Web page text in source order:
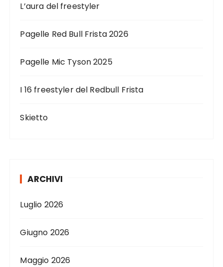
L’aura del freestyler
Pagelle Red Bull Frista 2026
Pagelle Mic Tyson 2025
I 16 freestyler del Redbull Frista
Skietto
ARCHIVI
Luglio 2026
Giugno 2026
Maggio 2026